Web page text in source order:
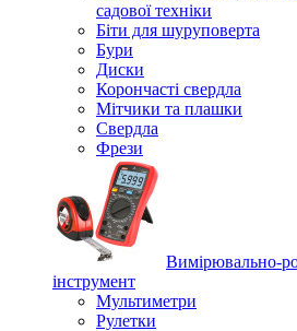
садової техніки
Біти для шуруповерта
Бури
Диски
Корончасті свердла
Мітчики та плашки
Свердла
Фрези
Вимірювально-
інструмент
Мультиметри
Рулетки